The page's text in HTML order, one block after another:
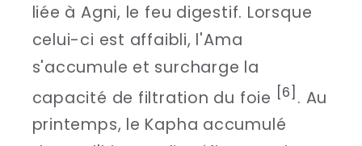
liée à Agni, le feu digestif. Lorsque
celui-ci est affaibli, l'Ama
s'accumule et surcharge la
capacité de filtration du foie [6] . Au
printemps, le Kapha accumulé